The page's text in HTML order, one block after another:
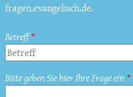
fragen.evangelisch.de.
Betreff
Bitte geben Sie hier Ihre Frage ein